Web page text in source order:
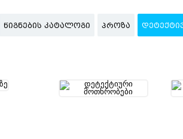
ᲬᲘᲒᲜᲔᲑᲘᲡ ᲙᲐᲢᲐᲚᲝᲒᲘ ᲞᲠᲝᲖᲐ